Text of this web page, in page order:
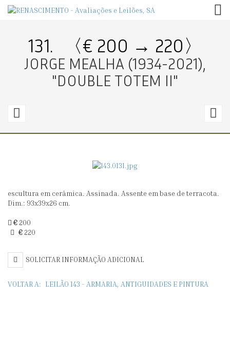
131. 〈€ 200 → 220〉
JORGE MEALHA (1934-2021),
"DOUBLE TOTEM II"
〈€
MOISÉS
1966),
TÍTULO
escultura em cerâmica. Assinada. Assente em base de terracota.
Dim.: 93x39x26 cm.
€ 200
€ 220
SOLICITAR INFORMAÇÃO ADICIONAL
VOLTAR A: LEILÃO 143 - ARMARIA, ANTIGUIDADES E PINTURA